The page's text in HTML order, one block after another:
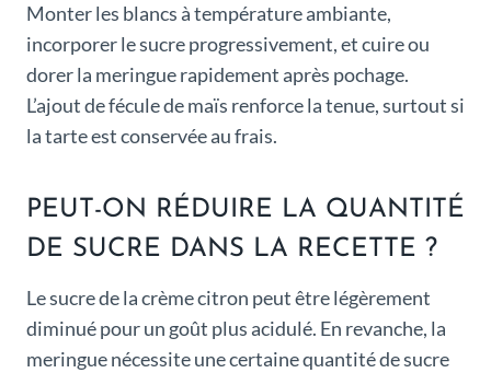
Monter les blancs à température ambiante,
incorporer le sucre progressivement, et cuire ou
dorer la meringue rapidement après pochage.
L’ajout de fécule de maïs renforce la tenue, surtout si
la tarte est conservée au frais.
PEUT-ON RÉDUIRE LA QUANTITÉ
DE SUCRE DANS LA RECETTE ?
Le sucre de la crème citron peut être légèrement
diminué pour un goût plus acidulé. En revanche, la
meringue nécessite une certaine quantité de sucre